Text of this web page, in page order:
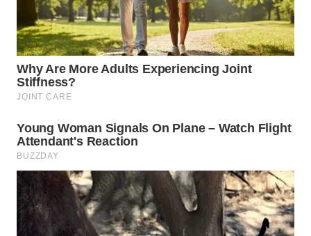
WN
KEPULAUAN
SERIBU
WN
TANGERANG
WN
BINJAI
WN
CIREBON